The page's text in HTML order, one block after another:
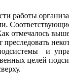
работы
преследовать
и
целей